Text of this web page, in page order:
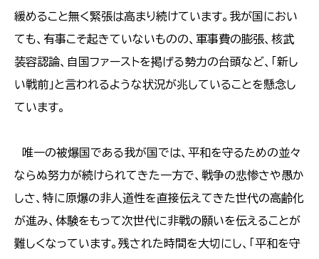
緩めること無く緊張は高まり続けています。我が国におい
ても、有事こそ起きていないものの、軍事費の膨張、核武
装容認論、自国ファーストを掲げる勢力の台頭など、「新し
い戦前」と言われるような状況が兆していることを懸念し
ています。
唯一の被爆国である我が国では、平和を守るための並々
ならぬ努力が続けられてきた一方で、戦争の悲惨さや愚か
しさ、特に原爆の非人道性を直接伝えてきた世代の高齢化
が進み、体験をもって次世代に非戦の願いを伝えることが
難しくなっています。残された時間を大切にし、「平和を守